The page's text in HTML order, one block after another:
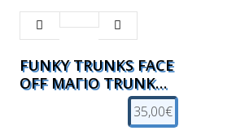
FUNKY TRUNKS FACE
OFF ΜΑΓΙΟ TRUNK
35,00€